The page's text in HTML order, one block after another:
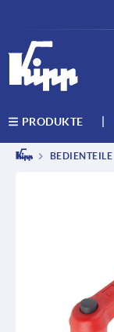
PRODUKTE
BEDIENTEILE